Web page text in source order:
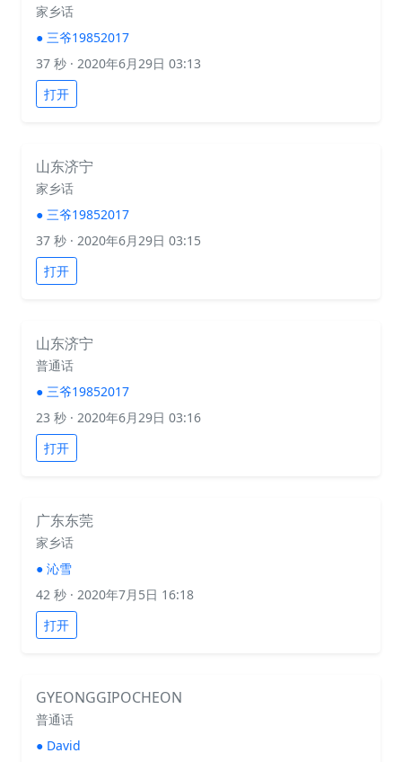
家乡话
● 三爷19852017
37 秒 · 2020年6月29日 03:13
打开
山东济宁
家乡话
● 三爷19852017
37 秒 · 2020年6月29日 03:15
打开
山东济宁
普通话
● 三爷19852017
23 秒 · 2020年6月29日 03:16
打开
广东东莞
家乡话
● 沁雪
42 秒 · 2020年7月5日 16:18
打开
GYEONGGIPOCHEON
普通话
● David